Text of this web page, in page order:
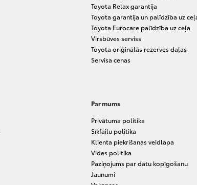
Toyota Relax garantija
Toyota garantija un palīdzība uz
Toyota Eurocare palīdzība uz ceļa
Virsbūves serviss
Toyota oriģinālās rezerves daļas
Servisa cenas
Par mums
Privātuma politika
Sīkfailu politika
Klienta piekrišanas veidlapa
Vides politika
Paziņojums par datu kopīgošanu
Jaunumi